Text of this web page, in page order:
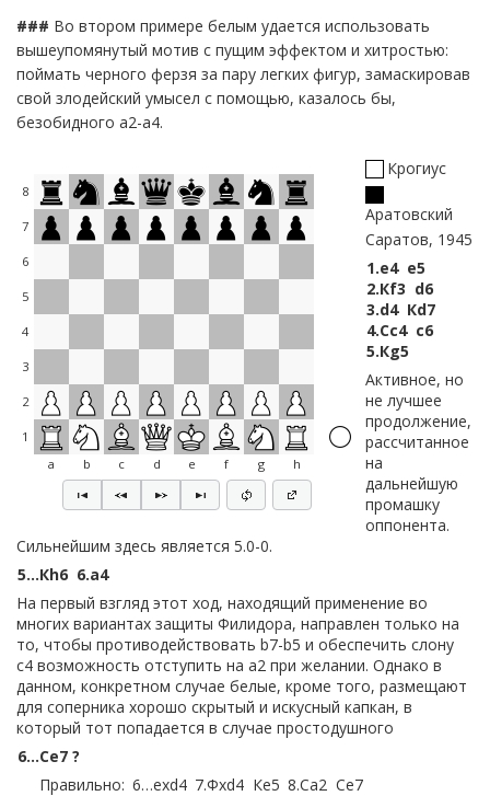
16.Крh1 Фh5 17.Крg1
16…
Фh6 Кd2 Сe6 Сxe6 Фxe6 ⩲
Белые стремятся к
получению инициативы на королевском фланге, но сейчас
такой ход, как 19.f4? наталкивается на 19…Сh4 из-за
вынужденного ранее 16.Крf1. Таким образом прямое
это обстоятельство дает черным время для того, чтобы
наладить контригру. Напрашивается маневр Лa8-d8-d4, с
последующим усилением давления по вертикали «d».
### Во втором примере белым удается использовать
вышеупомянутый мотив с пущим эффектом и хитростью:
поймать черного ферзя за пару легких фигур, замаскировав
свой злодейский умысел с помощью, казалось бы,
безобидного a2-a4.
8
7
6
5
4
3
2
1
a
b c d e f g h
Крогиус
Аратовский
Саратов, 1945
1.e4 e5
2.Кf3 d6
3.d4 Кd7
4.Сc4 c6
5.Кg5
Активное, но
не лучшее
продолжение,
рассчитанное
на
дальнейшую
промашку
оппонента.
Сильнейшим здесь является 5.0-0.
5…Кh6 6.a4
На первый взгляд этот ход, находящий применение во
многих вариантах защиты Филидора, направлен только на
то, чтобы противодействовать b7-b5 и обеспечить слону
c4 возможность отступить на a2 при желании. Однако в
данном, конкретном случае белые, кроме того, размещают
для соперника хорошо скрытый и искусный капкан, в
который тот попадается в случае простодушного
6…Сe7 ?
Правильно: 6…exd4 7.Фxd4 Кe5 8.Сa2 Сe7